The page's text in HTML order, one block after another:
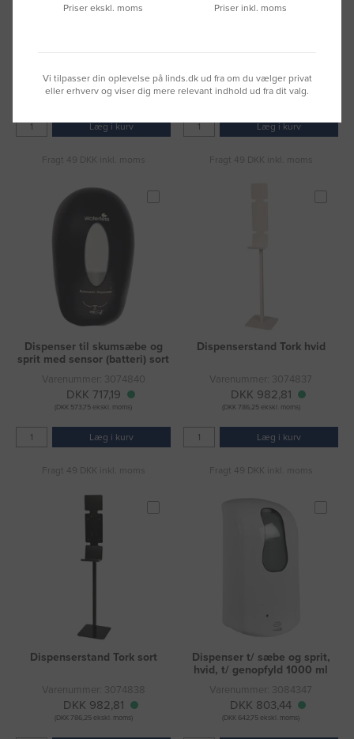
DKK 55,15
(DKK 44,12 ekskl. moms)
Læg i kurv
Fragt 49 DKK inkl. moms
DKK 622,81
(DKK 498,25 ekskl. moms)
Læg i kurv
Fragt 49 DKK inkl. moms
Dispenser til skumsæbe og
sprit med sensor (batteri) sort
Varenummer: 3074840
DKK 717,19
(DKK 573,75 ekskl. moms)
Læg i kurv
Fragt 49 DKK inkl. moms
Dispenserstand Tork hvid
Varenummer: 3074837
DKK 982,81
(DKK 786,25 ekskl. moms)
Læg i kurv
Fragt 49 DKK inkl. moms
Dispenserstand Tork sort
Varenummer: 3074838
DKK 982,81
(DKK 786,25 ekskl. moms)
Dispenser t/ sæbe og sprit,
hvid, t/ genopfyld 1000 ml
Varenummer: 3084347
DKK 803,44
(DKK 642,75 ekskl. moms)
Priser ekskl. moms Priser inkl. moms
Vi tilpasser din oplevelse på linds.dk ud fra om du vælger privat
eller erhverv og viser dig mere relevant indhold ud fra dit valg.